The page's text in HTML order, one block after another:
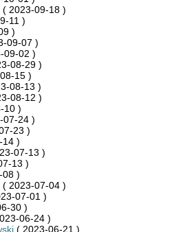
( 2023-09-18 )
11 )
)
09-07 )
09-02 )
08-29 )
15 )
08-13 )
08-12 )
10 )
07-24 )
23 )
14 )
07-13 )
13 )
08 )
( 2023-07-04 )
07-01 )
30 )
06-24 )
( 2023-06-21 )